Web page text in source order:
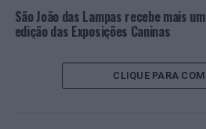
– Compostagem Comunitária:
compostagem é realizada por
habitações, hortas, jardins, etc.,
uso comum. O composto
São João das Lampas recebe mais
edição das Exposições Caninas
CLIQUE PARA